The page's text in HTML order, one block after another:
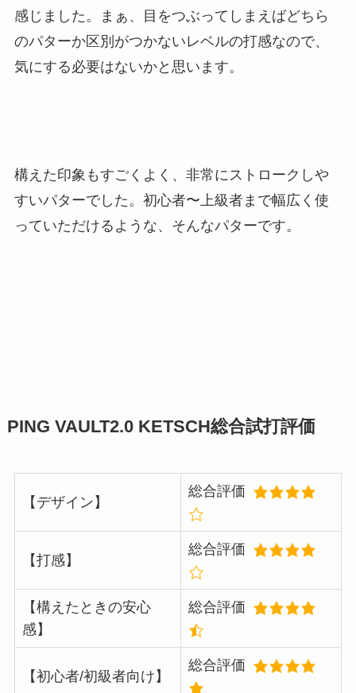
感じました。まぁ、目をつぶってしまえばどちら
のパターか区別がつかないレベルの打感なので、
気にする必要はないかと思います。
構えた印象もすごくよく、非常にストロークしや
すいパターでした。初心者〜上級者まで幅広く使
っていただけるような、そんなパターです。
PING VAULT2.0 KETSCH総合試打評価
【デザイン】
総合評価
【打感】
総合評価
【構えたときの安心
感】
総合評価
【初心者/初級者向け】
総合評価